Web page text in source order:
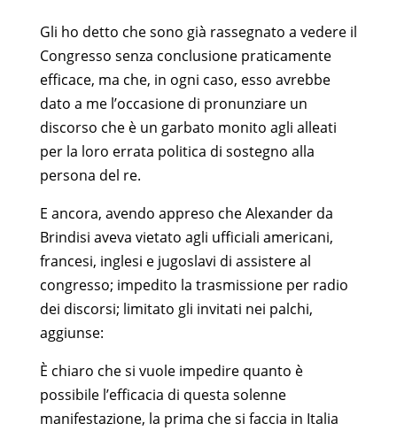
Gli ho detto che sono già rassegnato a vedere il
Congresso senza conclusione praticamente
efficace, ma che, in ogni caso, esso avrebbe
dato a me l’occasione di pronunziare un
discorso che è un garbato monito agli alleati
per la loro errata politica di sostegno alla
persona del re.
E ancora, avendo appreso che Alexander da
Brindisi aveva vietato agli ufficiali americani,
francesi, inglesi e jugoslavi di assistere al
congresso; impedito la trasmissione per radio
dei discorsi; limitato gli invitati nei palchi,
aggiunse:
È chiaro che si vuole impedire quanto è
possibile l’efficacia di questa solenne
manifestazione, la prima che si faccia in Italia